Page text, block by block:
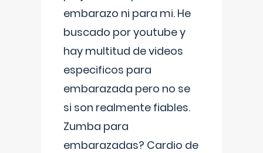
embarazo ni para mi. He
buscado por youtube y
hay multitud de videos
especificos para
embarazada pero no se
si son realmente fiables.
Zumba para
embarazadas? Cardio de